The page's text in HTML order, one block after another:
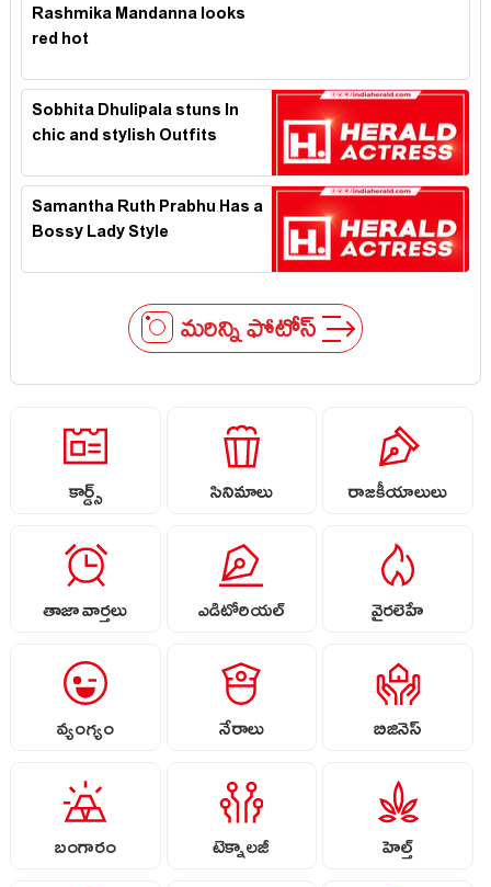
Rashmika Mandanna looks
red hot
Sobhita Dhulipala stuns In
chic and stylish Outfits
Samantha Ruth Prabhu Has a
Bossy Lady Style
మరిన్ని ఫోటోస్
కార్డ్స్ సినిమాలు రాజకీయాలులు
తాజా వార్తలు ఎడిటోరియల్ వైరలెహే
వ్యంగ్యం నేరాలు బిజినెస్
బంగారం టెక్నాలజీ హెల్త్